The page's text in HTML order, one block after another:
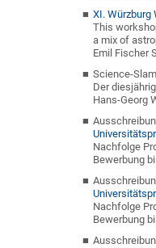
XI. Würzburg
This
a mix of
Emil Fischer
Science-
Der
Hans-Georg
Nachfolge
Bewerbung
Nachfolge
Bewerbung